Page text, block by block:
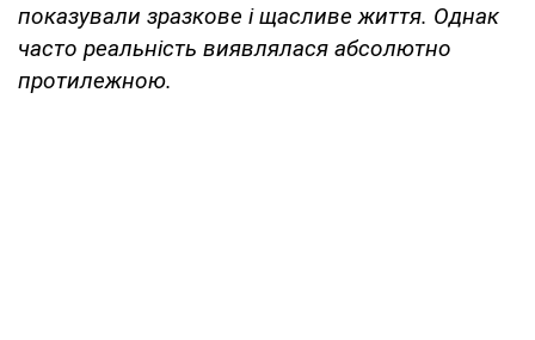
показували зразкове і щасливе життя. Однак
часто реальність виявлялася абсолютно
протилежною.